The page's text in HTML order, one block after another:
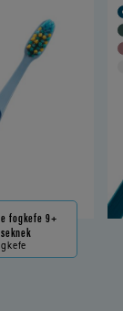
fogkefe 9+